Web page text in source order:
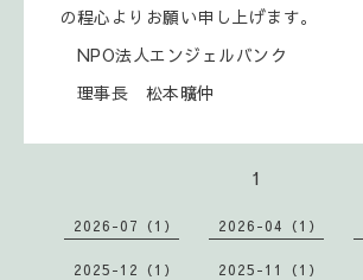
の程心よりお願い申し上げます。
NPO法人エンジェルバンク
理事長 松本曠仲
1
2026-07（1） 2026-04（1）
2025-12（1） 2025-11（1）